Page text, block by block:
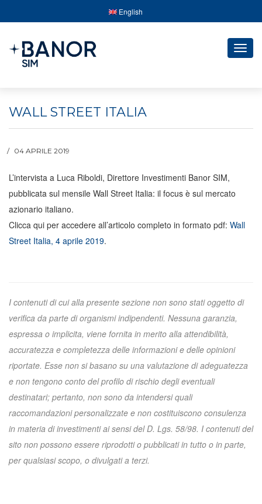
English
WALL STREET ITALIA
04 APRILE 2019
L’intervista a Luca Riboldi, Direttore Investimenti Banor SIM,
pubblicata sul mensile Wall Street Italia: il focus è sul mercato
azionario italiano.
Clicca qui per accedere all’articolo completo in formato pdf: Wall
Street Italia, 4 aprile 2019.
I contenuti di cui alla presente sezione non sono stati oggetto di
verifica da parte di organismi indipendenti. Nessuna garanzia,
espressa o implicita, viene fornita in merito alla attendibilità,
accuratezza e completezza delle informazioni e delle opinioni
riportate. Esse non si basano su una valutazione di adeguatezza
e non tengono conto del profilo di rischio degli eventuali
destinatari; pertanto, non sono da intendersi quali
raccomandazioni personalizzate e non costituiscono consulenza
in materia di investimenti ai sensi del D. Lgs. 58/98. I contenuti del
sito non possono essere riprodotti o pubblicati in tutto o in parte,
per qualsiasi scopo, o divulgati a terzi.